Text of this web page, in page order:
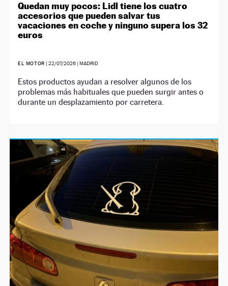
Quedan muy pocos: Lidl tiene los cuatro
accesorios que pueden salvar tus
vacaciones en coche y ninguno supera los 32
euros
EL MOTOR | 22/07/2026| MADRID
Estos productos ayudan a resolver algunos de los
problemas más habituales que pueden surgir antes o
durante un desplazamiento por carretera.